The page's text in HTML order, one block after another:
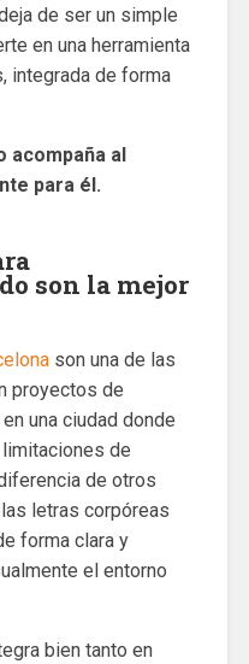
de ser un simple
en una herramienta
integrada de forma
acompaña al
para él.
son la mejor
son una de las
proyectos de
una ciudad donde
de
de otros
letras corpóreas
forma clara y
el entorno
bien tanto en